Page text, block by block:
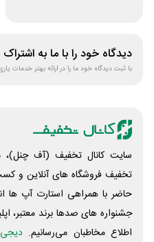
دیدگاه خود را با ما به اشتراک
با ثبت دیدگاه خود ما را در ارائه بهتر خدمات
سایت کانال تخفیف (آف چنل)،
تخفیف فروشگاه های آنلاین و
حاضر با همراهی استارت آپ ها
جشنواره های صدها برند معتبر،
اطلاع مخاطبان می‌رسانیم. دیجی